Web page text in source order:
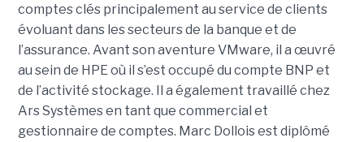
comptes clés principalement au service de clients
évoluant dans les secteurs de la banque et de
l’assurance. Avant son aventure VMware, il a œuvré
au sein de HPE où il s’est occupé du compte BNP et
de l’activité stockage. Il a également travaillé chez
Ars Systèmes en tant que commercial et
gestionnaire de comptes. Marc Dollois est diplômé